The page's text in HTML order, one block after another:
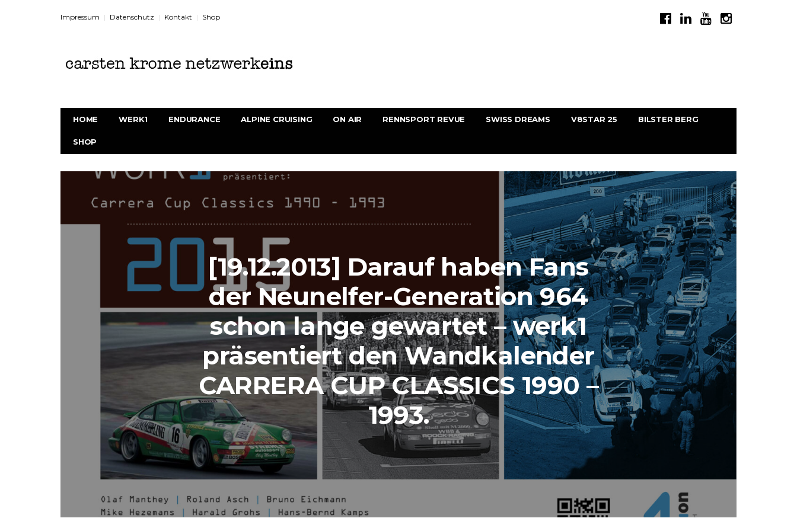
Impressum Datenschutz Kontakt Shop
HOME WERK1 ENDURANCE ALPINE CRUISING ON AIR RENNSPORT REVUE SWISS DREAMS V8STAR 25 BILSTER BERG
SHOP
[19.12.2013] Darauf haben Fans
der Neunelfer-Generation 964
schon lange gewartet – werk1
präsentiert den Wandkalender
CARRERA CUP CLASSICS 1990 –
1993.